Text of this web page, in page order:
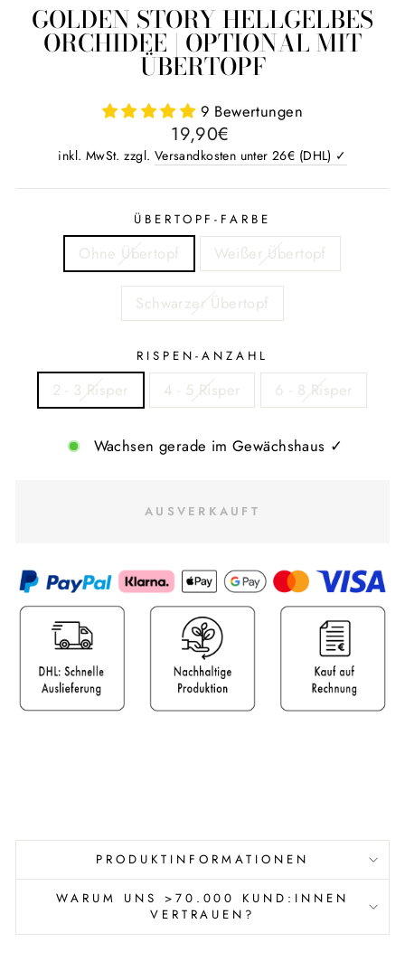
GOLDEN STORY HELLGELBES
ORCHIDEE | OPTIONAL MIT
ÜBERTOPF
9 Bewertungen
Normaler
Preis
Sonderpreis
19,90€
inkl. MwSt. zzgl. Versandkosten unter 26€ (DHL) ✓
ÜBERTOPF-FARBE
Ohne Übertopf Weißer Übertopf
Schwarzer Übertopf
RISPEN-ANZAHL
2 - 3 Risper 4 - 5 Risper 6 - 8 Risper
Wachsen gerade im Gewächshaus ✓
AUSVERKAUFT
PRODUKTINFORMATIONEN
WARUM UNS >70.000 KUND:INNEN
VERTRAUEN?